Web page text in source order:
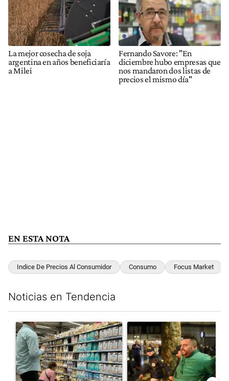
La mejor cosecha de soja
argentina en años beneficiaría
a Milei
Fernando Savore: "En
diciembre hubo empresas que
nos mandaron dos listas de
precios el mismo día"
EN ESTA NOTA
Indice De Precios Al Consumidor Consumo Focus Market
Noticias en Tendencia
Un artículo de tendencia con el título "Inflación y dólar: cuáles
Un artículo de tendencia con